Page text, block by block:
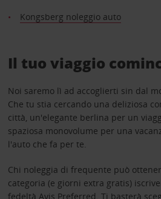
Kongsberg noleggio auto
Il tuo viaggio
Noi saremo lì ad accoglierti sin dal
Che tu stia cercando una deliziosa
città, un'elegante berlina per un
spaziosa monovolume per una
l'auto che fa per te.
Chi noleggia di frequente può
categoria (e giorni extra gratis)
fedeltà Avis Preferred. Ti basterà